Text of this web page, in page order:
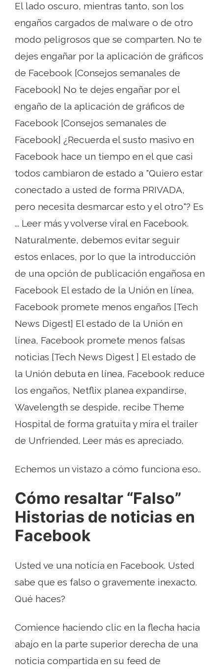
El lado oscuro, mientras tanto, son los
engaños cargados de malware o de otro
modo peligrosos que se comparten. No te
dejes engañar por la aplicación de gráficos
de Facebook [Consejos semanales de
Facebook] No te dejes engañar por el
engaño de la aplicación de gráficos de
Facebook [Consejos semanales de
Facebook] ¿Recuerda el susto masivo en
Facebook hace un tiempo en el que casi
todos cambiaron de estado a "Quiero estar
conectado a usted de forma PRIVADA,
pero necesita desmarcar esto y el otro"? Es
... Leer más y volverse viral en Facebook.
Naturalmente, debemos evitar seguir
estos enlaces, por lo que la introducción
de una opción de publicación engañosa en
Facebook El estado de la Unión en línea,
Facebook promete menos engaños [Tech
News Digest] El estado de la Unión en
línea, Facebook promete menos falsas
noticias [Tech News Digest ] El estado de
la Unión debuta en línea, Facebook reduce
los engaños, Netflix planea expandirse,
Wavelength se despide, recibe Theme
Hospital de forma gratuita y mira el trailer
de Unfriended. Leer más es apreciado.
Echemos un vistazo a cómo funciona eso..
Cómo resaltar “Falso”
Historias de noticias en
Facebook
Usted ve una noticia en Facebook. Usted
sabe que es falso o gravemente inexacto.
Qué haces?
Comience haciendo clic en la flecha hacia
abajo en la parte superior derecha de una
noticia compartida en su feed de